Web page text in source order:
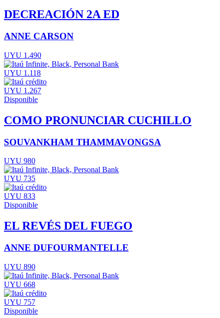
DECREACIÓN 2A ED
ANNE CARSON
UYU 1.490
UYU 1.118
UYU 1.267
Disponible
COMO PRONUNCIAR CUCHILLO
SOUVANKHAM THAMMAVONGSA
UYU 980
UYU 735
UYU 833
Disponible
EL REVÉS DEL FUEGO
ANNE DUFOURMANTELLE
UYU 890
UYU 668
UYU 757
Disponible